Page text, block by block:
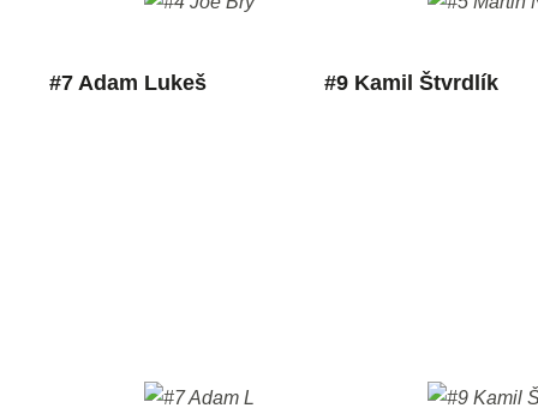
#7 Adam Lukeš #9 Kamil Štvrdlík